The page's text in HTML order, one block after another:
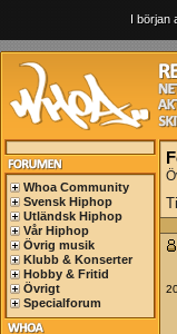
I början
Whoa Community
Svensk Hiphop
Utländsk Hiphop
Vår Hiphop
Övrig musik
Klubb & Konserter
Hobby & Fritid
Övrigt
Specialforum